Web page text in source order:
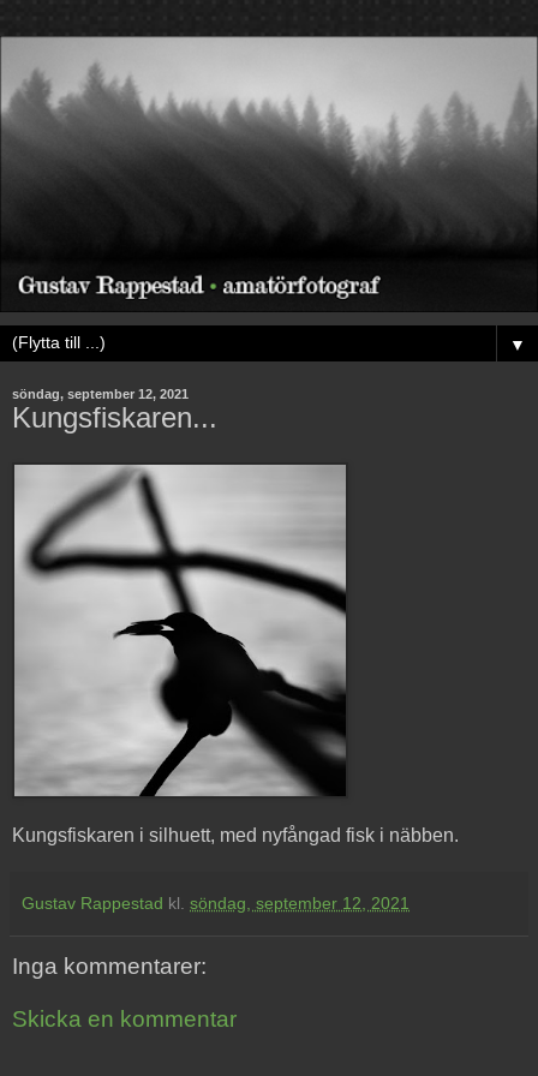
▼
söndag, september 12, 2021
Kungsfiskaren...
Kungsfiskaren i silhuett, med nyfångad fisk i näbben.
Gustav Rappestad kl. söndag, september 12, 2021
Inga kommentarer:
Skicka en kommentar